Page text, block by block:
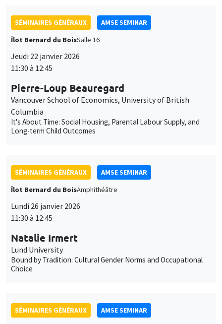
SÉMINAIRES GÉNÉRAUX
AMSE SEMINAR
Îlot Bernard du BoisSalle 16
Jeudi 22 janvier 2026
11:30 à 12:45
Pierre-Loup Beauregard
Vancouver School of Economics, University of British
Columbia
It's About Time: Social Housing, Parental Labour Supply, and
Long-term Child Outcomes
SÉMINAIRES GÉNÉRAUX
AMSE SEMINAR
Îlot Bernard du BoisAmphithéâtre
Lundi 26 janvier 2026
11:30 à 12:45
Natalie Irmert
Lund University
Bound by Tradition: Cultural Gender Norms and Occupational
Choice
SÉMINAIRES GÉNÉRAUX
AMSE SEMINAR